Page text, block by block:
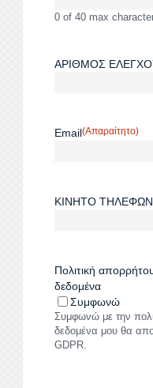
0 of 40 max
ΑΡΙΘΜΟΣ
Email(Απαραίτητο)
ΚΙΝΗΤΟ
Πολιτική
δεδομένα
Συμφωνώ
Συμφωνώ με την
δεδομένα μου θα
GDPR.